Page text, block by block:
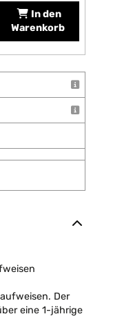
In den
Warenkorb
Der
eine 1-jährige